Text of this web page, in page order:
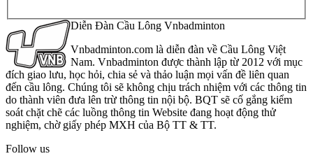
Diễn Đàn Cầu Lông Vnbadminton
Vnbadminton.com là diễn đàn về Cầu Lông Việt
Nam. Vnbadminton được thành lập từ 2012 với mục
đích giao lưu, học hỏi, chia sẻ và thảo luận mọi vấn đề liên quan
đến cầu lông. Chúng tôi sẽ không chịu trách nhiệm với các thông tin
do thành viên đưa lên trừ thông tin nội bộ. BQT sẽ cố gắng kiểm
soát chặt chẽ các luồng thông tin Website đang hoạt động thử
nghiệm, chờ giấy phép MXH của Bộ TT & TT.
Follow us